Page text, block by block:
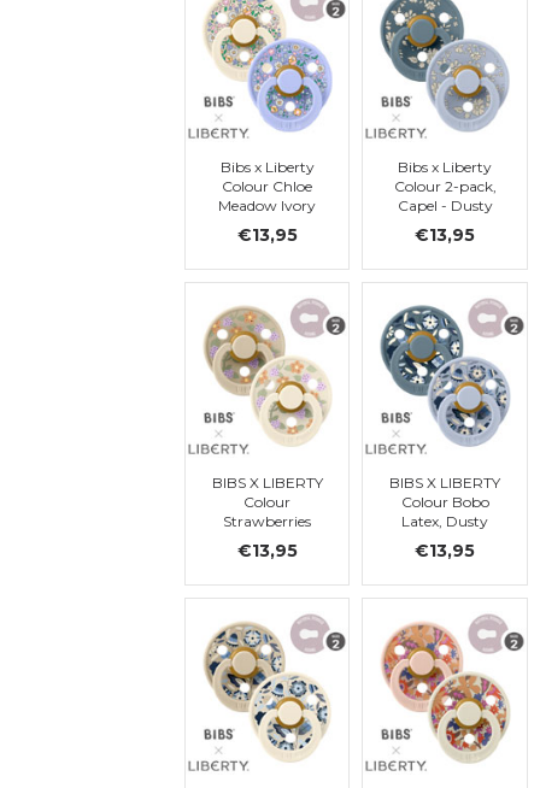
Bibs x Liberty
Colour Chloe
Meadow Ivory
2
€13,95
Bibs x Liberty
Colour 2-pack,
Capel - Dusty
€13,95
BIBS X LIBERTY
Colour
Strawberries
and Cream
Latex, Ivory Mix
€13,95
BIBS X LIBERTY
Colour Bobo
Latex, Dusty
Blue Mix t2
€13,95